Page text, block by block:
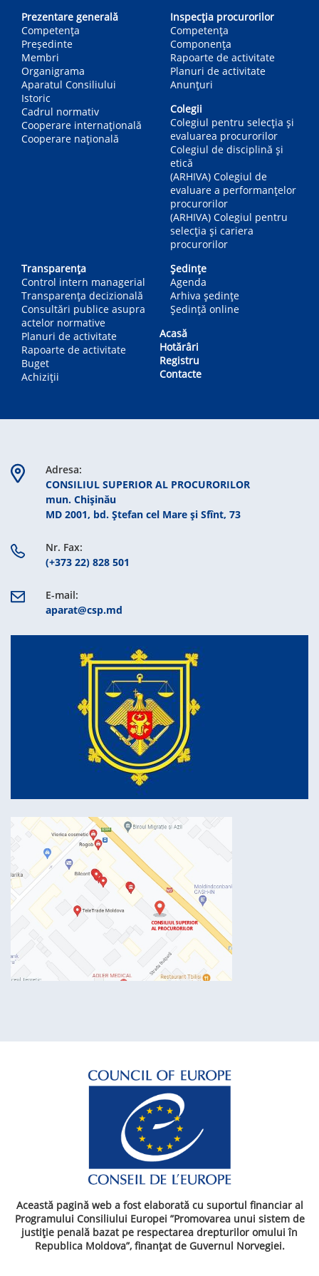
navigation
Prezentare generală
Competența
Președinte
Membri
Organigrama
Aparatul Consiliului
Istoric
Cadrul normativ
Cooperare internațională
Cooperare națională
Inspecția procurorilor
Competenţa
Componența
Rapoarte de activitate
Planuri de activitate
Anunțuri
Colegii
Colegiul pentru selecția și
evaluarea procurorilor
Colegiul de disciplină și
etică
(ARHIVA) Colegiul de
evaluare a performanțelor
procurorilor
(ARHIVA) Colegiul pentru
selecția și cariera
procurorilor
Transparența
Control intern managerial
Transparența decizională
Consultări publice asupra
actelor normative
Planuri de activitate
Rapoarte de activitate
Buget
Achiziții
Ședințe
Agenda
Arhiva ședințe
Ședință online
Acasă
Hotărâri
Registru
Contacte
Adresa:
CONSILIUL SUPERIOR AL PROCURORILOR
mun. Chişinău
MD 2001, bd. Ștefan cel Mare şi Sfînt, 73
Nr. Fax:
(+373 22) 828 501
E-mail:
aparat@csp.md
Această pagină web a fost elaborată cu suportul financiar al
Programului Consiliului Europei ”Promovarea unui sistem de
justiție penală bazat pe respectarea drepturilor omului în
Republica Moldova”, finanțat de Guvernul Norvegiei.